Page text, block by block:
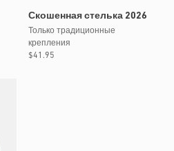
Скошенная стелька 2026
Только традиционные
крепления
Обычная
$41.95